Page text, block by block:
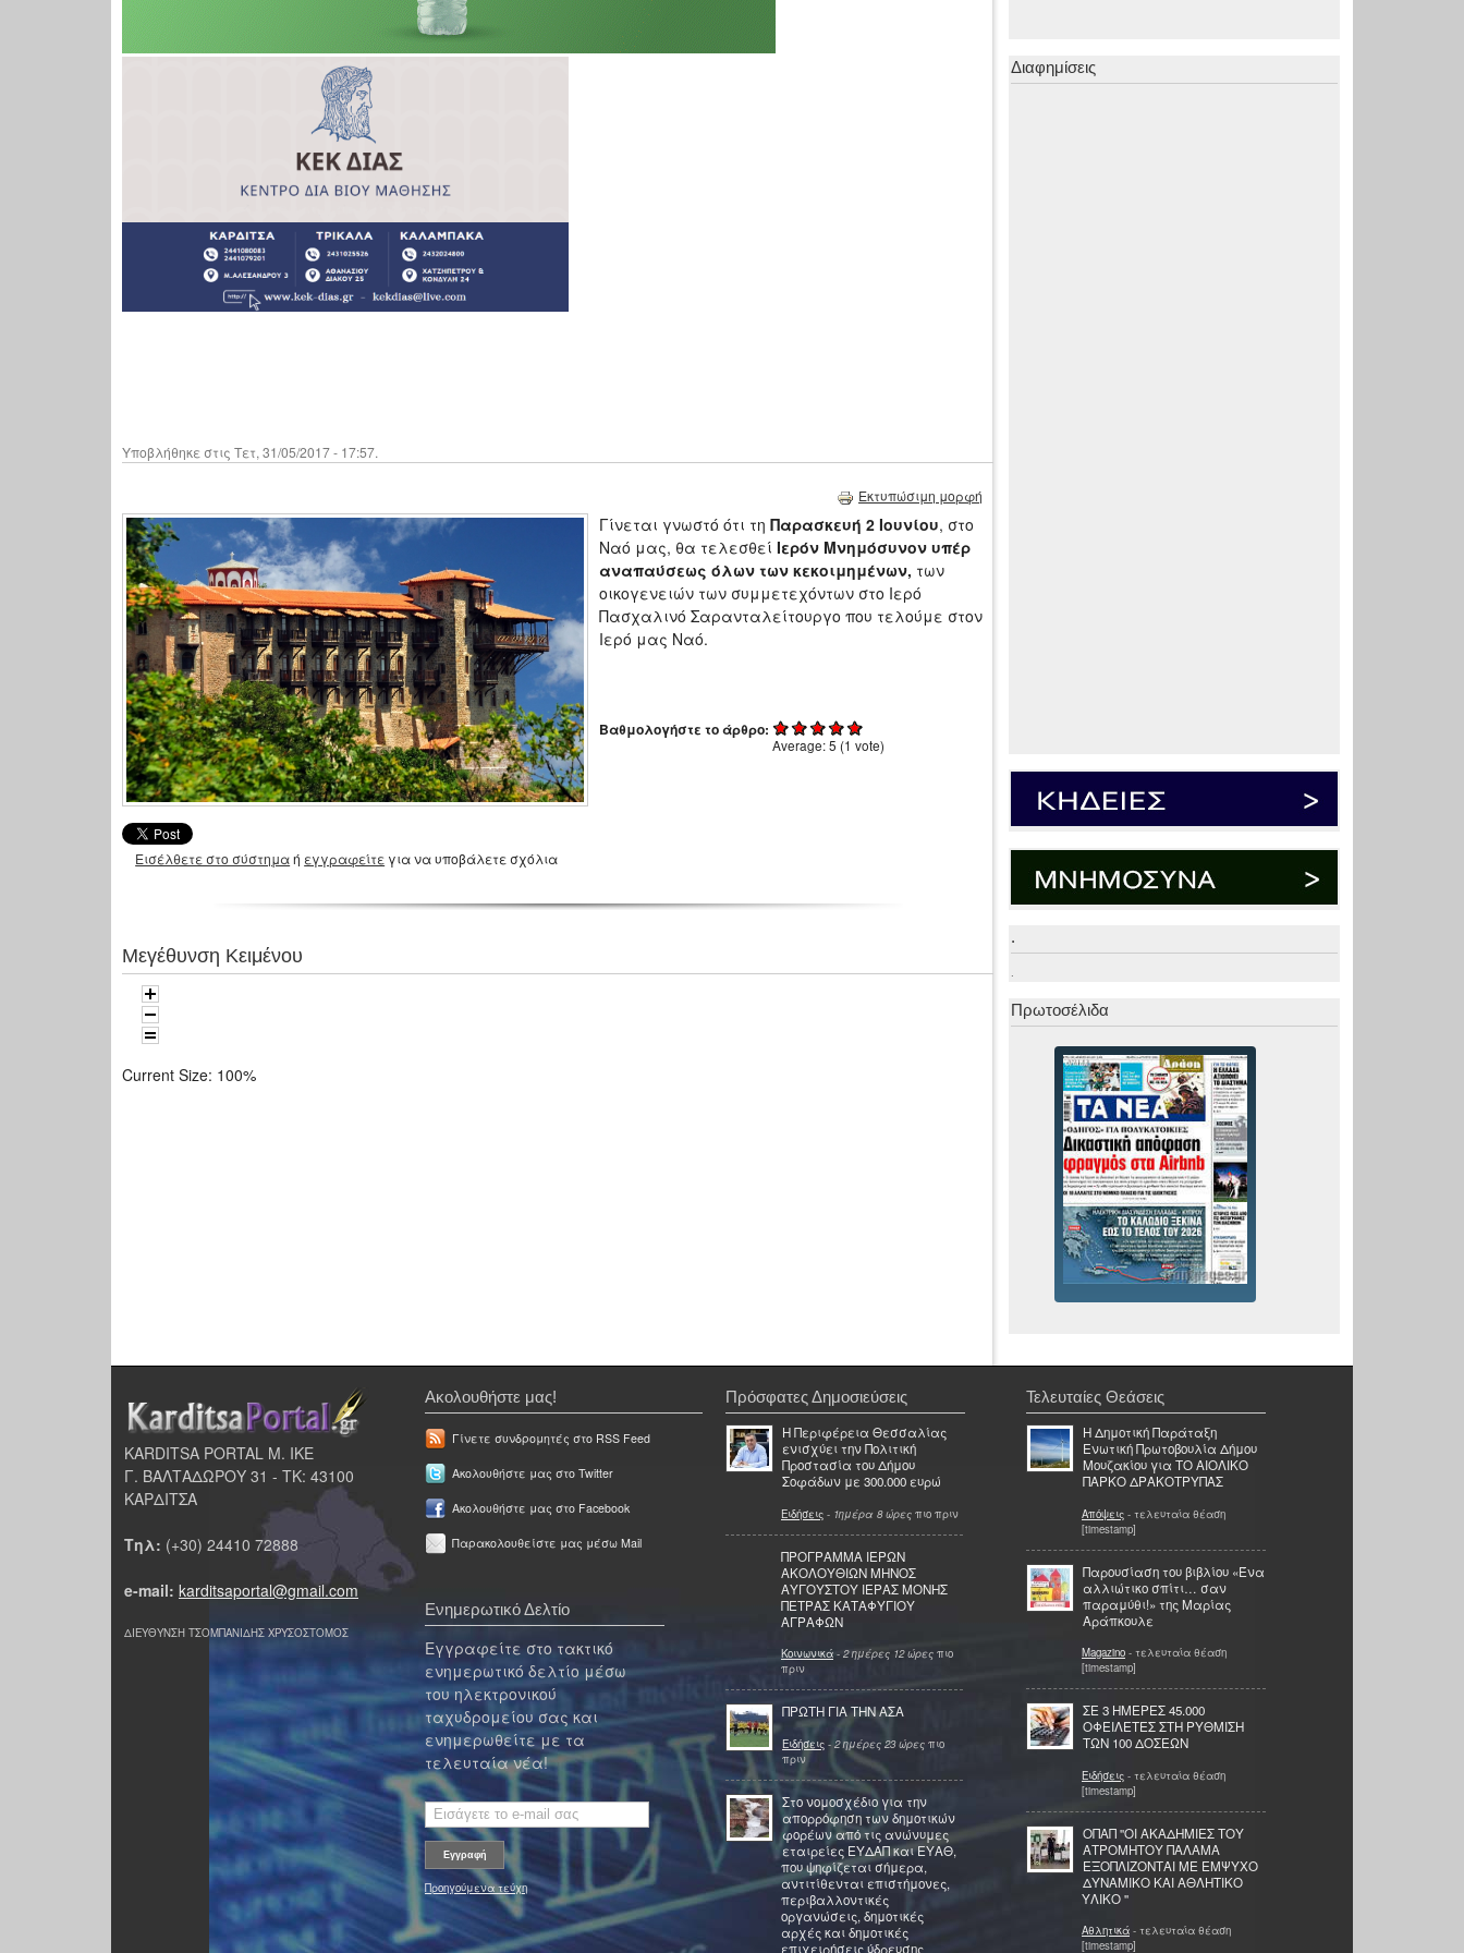
Υποβλήθηκε στις Τετ, 31/05/2017 - 17:57.
Εκτυπώσιμη μορφή
Γίνεται γνωστό ότι τη Παρασκευή 2 Ιουνίου, στο
Ναό μας, θα τελεσθεί Ιερόν Μνημόσυνον υπέρ
αναπαύσεως όλων των κεκοιμημένων, των
οικογενειών των συμμετεχόντων στο Ιερό
Πασχαλινό Σαρανταλείτουργο που τελούμε στον
Ιερό μας Ναό.
Βαθμολογήστε το άρθρο:
Average:5 (1 vote)
Εισέλθετε στο σύστημαή εγγραφείτε για να υποβάλετε σχόλια
Μεγέθυνση Κειμένου
Current Size: 100%
Διαφημίσεις
.
.
Πρωτοσέλιδα
KARDITSA PORTAL Μ. ΙΚΕ
Γ. ΒΑΛΤΑΔΩΡΟΥ 31 - ΤΚ: 43100
ΚΑΡΔΙΤΣΑ
Τηλ: (+30) 24410 72888
e-mail: karditsaportal@gmail.com
ΔΙΕΥΘΥΝΣΗ ΤΣΟΜΠΑΝΙΔΗΣ ΧΡΥΣΟΣΤΟΜΟΣ
Ακολουθήστε μας!
Γίνετε συνδρομητές στο RSS Feed
Ακολουθήστε μας στο Twitter
Ακολουθήστε μας στο Facebook
Παρακολουθείστε μας μέσω Mail
Ενημερωτικό Δελτίο
Εγγραφείτε στο τακτικό
ενημερωτικό δελτίο μέσω
του ηλεκτρονικού
ταχυδρομείου σας και
ενημερωθείτε με τα
τελευταία νέα!
Προηγούμενα τεύχη
Πρόσφατες Δημοσιεύσεις
Η Περιφέρεια Θεσσαλίας
ενισχύει την Πολιτική
Προστασία του Δήμου
Σοφάδων με 300.000 ευρώ
Ειδήσεις - 1ημέρα 8 ώρες πιο πριν
ΠΡΟΓΡΑΜΜΑ ΙΕΡΩΝ
ΑΚΟΛΟΥΘΙΩΝ ΜΗΝΟΣ
ΑΥΓΟΥΣΤΟΥ ΙΕΡΑΣ ΜΟΝΗΣ
ΠΕΤΡΑΣ ΚΑΤΑΦΥΓΙΟΥ
ΑΓΡΑΦΩΝ
Κοινωνικά - 2 ημέρες 12 ώρες πιο
πριν
ΠΡΩΤΗ ΓΙΑ ΤΗΝ ΑΣΑ
Ειδήσεις - 2 ημέρες 23 ώρες πιο
πριν
Στο νομοσχέδιο για την
απορρόφηση των δημοτικών
φορέων από τις ανώνυμες
εταιρείες ΕΥΔΑΠ και ΕΥΑΘ,
που ψηφίζεται σήμερα,
αντιτίθενται επιστήμονες,
περιβαλλοντικές
οργανώσεις, δημοτικές
αρχές και δημοτικές
επιχειρήσεις ύδρευσης
Τελευταίες Θεάσεις
Η Δημοτική Παράταξη
Ενωτική Πρωτοβουλία Δήμου
Μουζακίου για ΤΟ ΑΙΟΛΙΚΟ
ΠΑΡΚΟ ΔΡΑΚΟΤΡΥΠΑΣ
Απόψεις - τελευταία θέαση
[timestamp]
Παρουσίαση του βιβλίου «Ένα
αλλιώτικο σπίτι… σαν
παραμύθι!» της Μαρίας
Αράπκουλε
Magazino - τελευταία θέαση
[timestamp]
ΣΕ 3 ΗΜΕΡΕΣ 45.000
ΟΦΕΙΛΕΤΕΣ ΣΤΗ ΡΥΘΜΙΣΗ
ΤΩΝ 100 ΔΟΣΕΩΝ
Ειδήσεις - τελευταία θέαση
[timestamp]
ΟΠΑΠ ''ΟΙ ΑΚΑΔΗΜΙΕΣ ΤΟΥ
ΑΤΡΟΜΗΤΟΥ ΠΑΛΑΜΑ
ΕΞΟΠΛΙΖΟΝΤΑΙ ΜΕ ΕΜΨΥΧΟ
ΔΥΝΑΜΙΚΟ ΚΑΙ ΑΘΛΗΤΙΚΟ
ΥΛΙΚΟ ''
Αθλητικά - τελευταία θέαση
[timestamp]